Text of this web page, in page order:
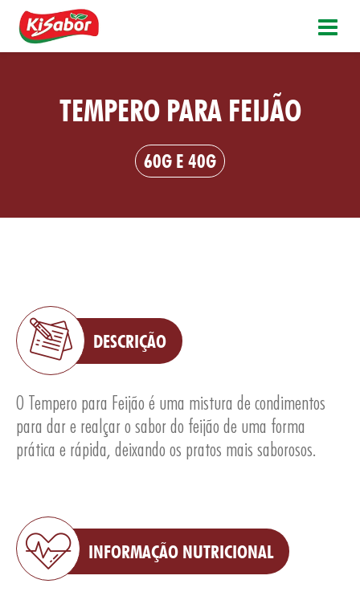
TEMPERO PARA FEIJÃO
60G E 40G
DESCRIÇÃO
O Tempero para Feijão é uma mistura de condimentos
para dar e realçar o sabor do feijão de uma forma
prática e rápida, deixando os pratos mais saborosos.
INFORMAÇÃO NUTRICIONAL